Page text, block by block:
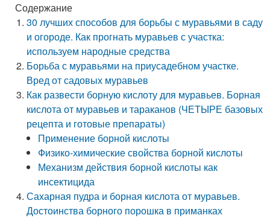
Содержание
30 лучших способов для борьбы с муравьями в саду
и огороде. Как прогнать муравьев с участка:
используем народные средства
Борьба с муравьями на приусадебном участке.
Вред от садовых муравьев
Как развести борную кислоту для муравьев. Борная
кислота от муравьев и тараканов (ЧЕТЫРЕ базовых
рецепта и готовые препараты)
Применение борной кислоты
Физико-химические свойства борной кислоты
Механизм действия борной кислоты как
инсектицида
Сахарная пудра и борная кислота от муравьев.
Достоинства борного порошка в приманках